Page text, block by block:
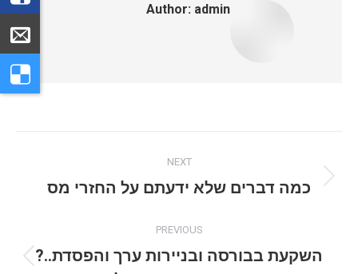
Author: admin
navigation
PREVIOUS
Previous
השקעת בבורסה ובניירות ערך והפסדת..?
NEXT
Next
כמה דברים שלא ידעתם על החזרי מס